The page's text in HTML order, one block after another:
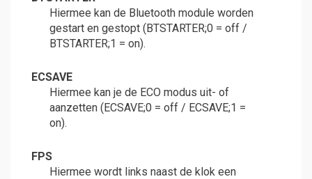
Hiermee kan de Bluetooth module worden
gestart en gestopt (BTSTARTER;0 = off /
BTSTARTER;1 = on).
ECSAVE
Hiermee kan je de ECO modus uit- of
aanzetten (ECSAVE;0 = off / ECSAVE;1 =
on).
FPS
Hiermee wordt links naast de klok een